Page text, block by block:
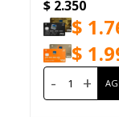
50ml
$ 2.350
$
$
- +